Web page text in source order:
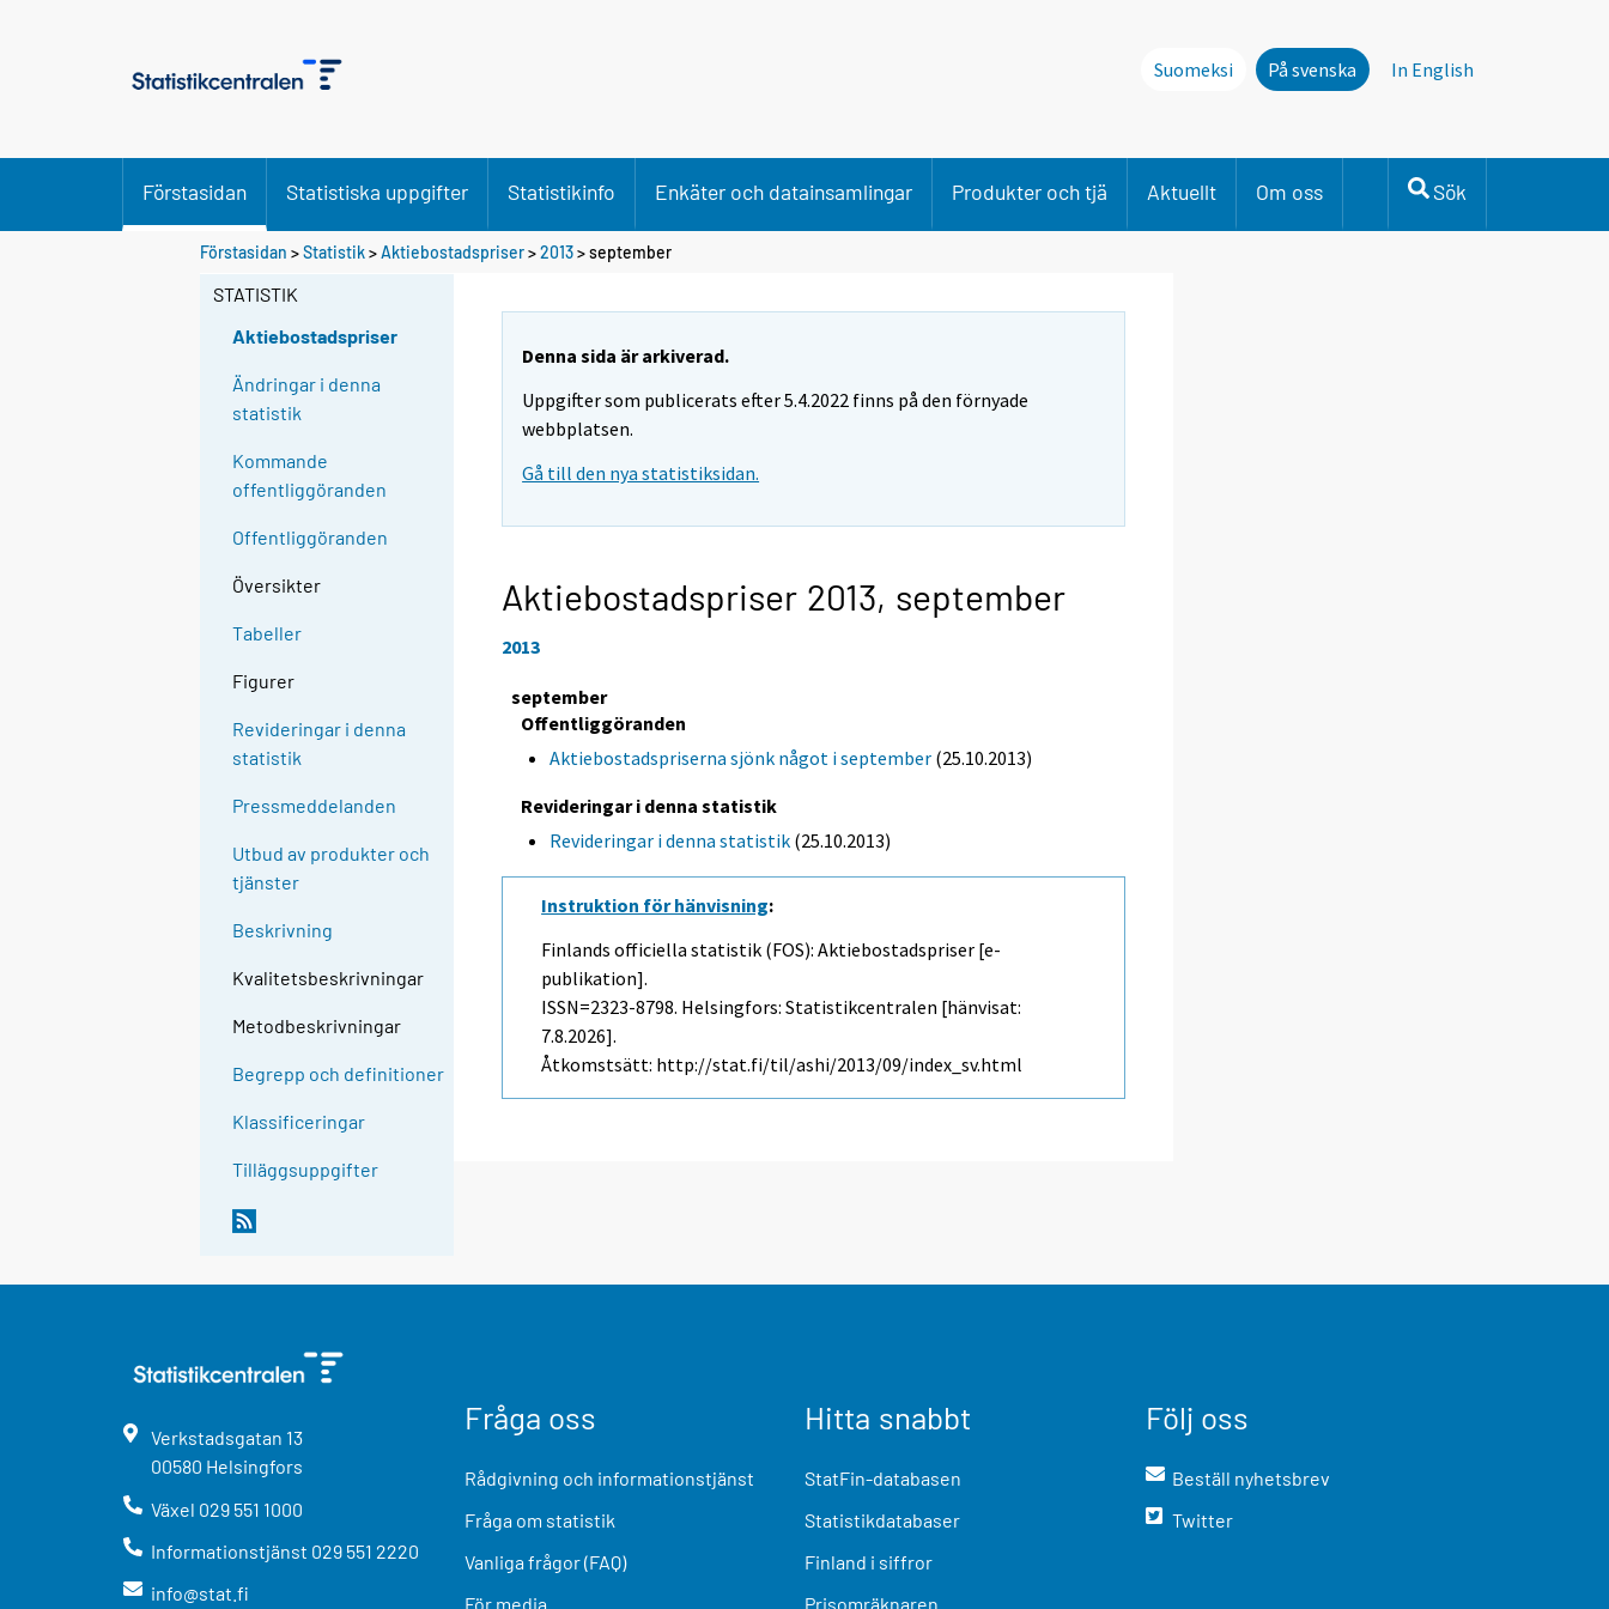
Suomeksi På svenska In English
Förstasidan Statistiska uppgifter Statistikinfo Enkäter och datainsamlingar Produkter och tjä Aktuellt Om oss Sök
Förstasidan >Statistik>Aktiebostadspriser>2013>september
STATISTIK
Aktiebostadspriser
Ändringar i denna
statistik
Kommande
offentliggöranden
Offentliggöranden
Översikter
Tabeller
Figurer
Revideringar i denna
statistik
Pressmeddelanden
Utbud av produkter och
tjänster
Beskrivning
Kvalitetsbeskrivningar
Metodbeskrivningar
Begrepp och definitioner
Klassificeringar
Tilläggsuppgifter
Denna sida är arkiverad.
Uppgifter som publicerats efter 5.4.2022 finns på den förnyade
webbplatsen.
Gå till den nya statistiksidan.
Aktiebostadspriser 2013, september
2013
september
Offentliggöranden
Aktiebostadspriserna sjönk något i september (25.10.2013)
Revideringar i denna statistik
Revideringar i denna statistik (25.10.2013)
Instruktion för hänvisning:
Finlands officiella statistik (FOS): Aktiebostadspriser [e-
publikation].
ISSN=2323-8798. Helsingfors: Statistikcentralen [hänvisat:
7.8.2026].
Åtkomstsätt: http://stat.fi/til/ashi/2013/09/index_sv.html
Verkstadsgatan 13
00580 Helsingfors
Växel 029 551 1000
Informationstjänst 029 551 2220
info@stat.fi
Fråga oss
Rådgivning och informationstjänst
Fråga om statistik
Vanliga frågor (FAQ)
För media
Hitta snabbt
StatFin-databasen
Statistikdatabaser
Finland i siffror
Prisomräknaren
Följ oss
Beställ nyhetsbrev
Twitter